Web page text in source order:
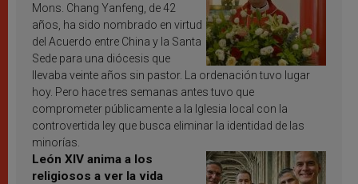
Mons. Chang Yanfeng, de 42
años, ha sido nombrado en virtud
del Acuerdo entre China y la Santa
Sede para una diócesis que
llevaba veinte años sin pastor. La ordenación tuvo lugar
hoy. Pero hace tres semanas antes tuvo que
comprometer públicamente a la Iglesia local con la
controvertida ley que busca eliminar la identidad de las
minorías.
León XIV anima a los
religiosos a ver la vida